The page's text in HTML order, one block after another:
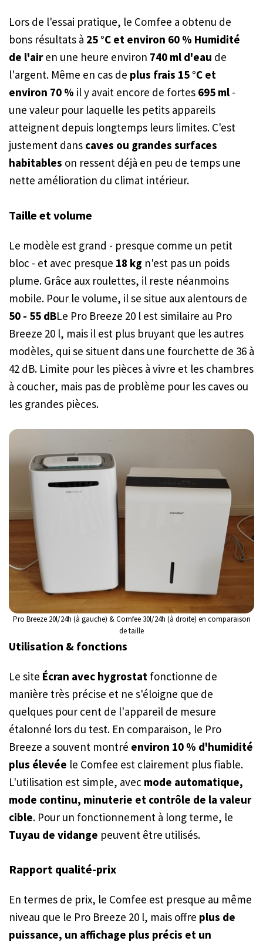
Lors de l'essai pratique, le Comfee a obtenu de
bons résultats à 25 °C et environ 60 % Humidité
de l'airen une heure environ 740 ml d'eau de
l'argent. Même en cas de plus frais 15 °C et
environ 70 % il y avait encore de fortes 695 ml -
une valeur pour laquelle les petits appareils
atteignent depuis longtemps leurs limites. C'est
justement dans caves ou grandes surfaces
habitables on ressent déjà en peu de temps une
nette amélioration du climat intérieur.
Taille et volume
Le modèle est grand - presque comme un petit
bloc - et avec presque 18 kg n'est pas un poids
plume. Grâce aux roulettes, il reste néanmoins
mobile. Pour le volume, il se situe aux alentours de
50 - 55 dBLe Pro Breeze 20 l est similaire au Pro
Breeze 20 l, mais il est plus bruyant que les autres
modèles, qui se situent dans une fourchette de 36 à
42 dB. Limite pour les pièces à vivre et les chambres
à coucher, mais pas de problème pour les caves ou
les grandes pièces.
Pro Breeze 20l/24h (à gauche) & Comfee 30l/24h (à droite) en comparaison
de taille
Utilisation & fonctions
Le site Écran avec hygrostat fonctionne de
manière très précise et ne s'éloigne que de
quelques pour cent de l'appareil de mesure
étalonné lors du test. En comparaison, le Pro
Breeze a souvent montré environ 10 % d'humidité
plus élevée le Comfee est clairement plus fiable.
L'utilisation est simple, avec mode automatique,
mode continu, minuterie et contrôle de la valeur
cible. Pour un fonctionnement à long terme, le
Tuyau de vidange peuvent être utilisés.
Rapport qualité-prix
En termes de prix, le Comfee est presque au même
niveau que le Pro Breeze 20 l, mais offre plus de
puissance, un affichage plus précis et un